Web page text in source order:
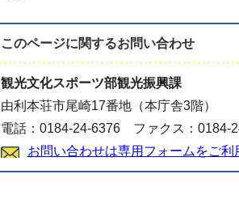
このページに関するお問い合わせ
観光文化スポーツ部観光振興課
由利本荘市尾崎17番地（本庁舎3階）
電話：0184-24-6376 ファクス：0184-
お問い合わせは専用フォームをご利